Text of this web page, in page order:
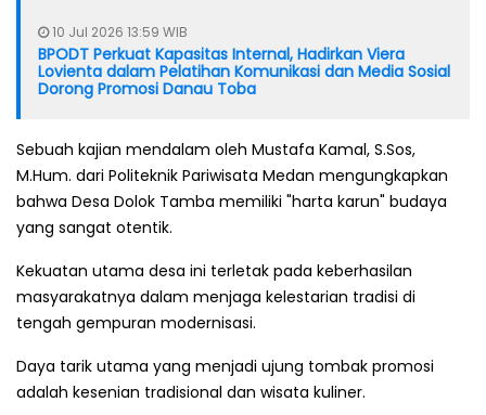
10 Jul 2026 13:59 WIB
BPODT Perkuat Kapasitas Internal, Hadirkan Viera
Lovienta dalam Pelatihan Komunikasi dan Media Sosial
Dorong Promosi Danau Toba
Sebuah kajian mendalam oleh Mustafa Kamal, S.Sos,
M.Hum. dari Politeknik Pariwisata Medan mengungkapkan
bahwa Desa Dolok Tamba memiliki "harta karun" budaya
yang sangat otentik.
Kekuatan utama desa ini terletak pada keberhasilan
masyarakatnya dalam menjaga kelestarian tradisi di
tengah gempuran modernisasi.
Daya tarik utama yang menjadi ujung tombak promosi
adalah kesenian tradisional dan wisata kuliner.